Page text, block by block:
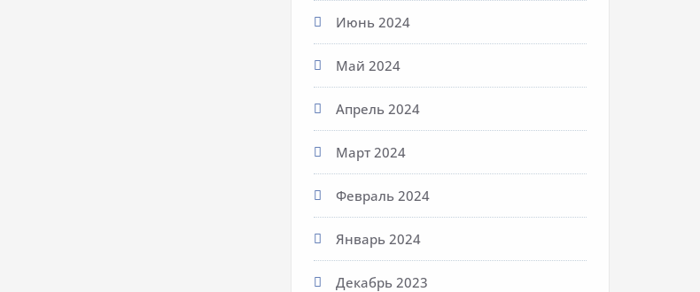
Июнь 2024
Май 2024
Апрель 2024
Март 2024
Февраль 2024
Январь 2024
Декабрь 2023